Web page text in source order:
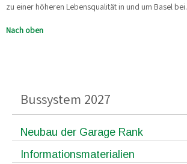
zu einer höheren Lebensqualität in und um Basel bei.
Nach oben
Bussystem 2027
Neubau der Garage Rank
Informationsmaterialien